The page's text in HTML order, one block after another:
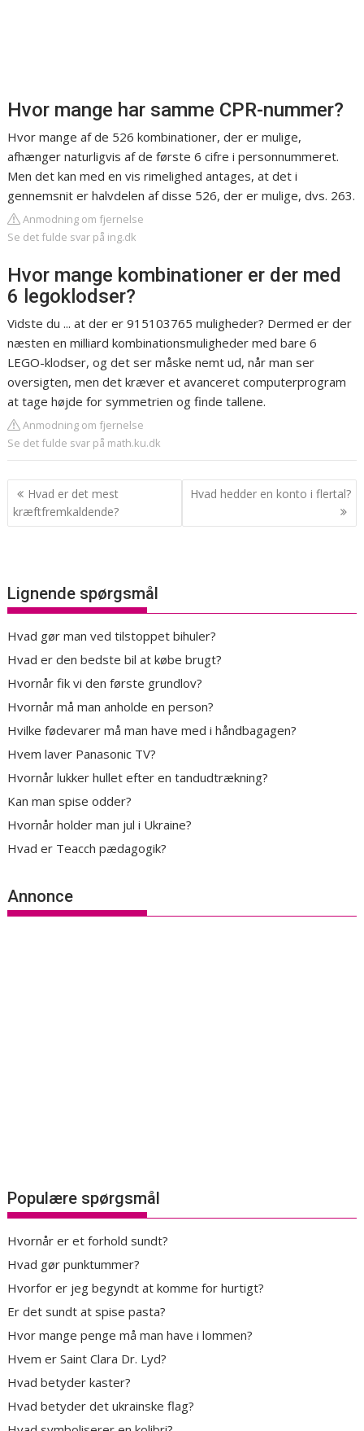
Hvor mange har samme CPR-nummer?
Hvor mange af de 526 kombinationer, der er mulige,
afhænger naturligvis af de første 6 cifre i personnummeret.
Men det kan med en vis rimelighed antages, at det i
gennemsnit er halvdelen af disse 526, der er mulige, dvs. 263.
Anmodning om fjernelse
Se det fulde svar på ing.dk
Hvor mange kombinationer er der med
6 legoklodser?
Vidste du ... at der er 915103765 muligheder? Dermed er der
næsten en milliard kombinationsmuligheder med bare 6
LEGO-klodser, og det ser måske nemt ud, når man ser
oversigten, men det kræver et avanceret computerprogram
at tage højde for symmetrien og finde tallene.
Anmodning om fjernelse
Se det fulde svar på math.ku.dk
Indlægsnavigation
Hvad er det mest
kræftfremkaldende?
Hvad hedder en konto i flertal?
Lignende spørgsmål
Hvad gør man ved tilstoppet bihuler?
Hvad er den bedste bil at købe brugt?
Hvornår fik vi den første grundlov?
Hvornår må man anholde en person?
Hvilke fødevarer må man have med i håndbagagen?
Hvem laver Panasonic TV?
Hvornår lukker hullet efter en tandudtrækning?
Kan man spise odder?
Hvornår holder man jul i Ukraine?
Hvad er Teacch pædagogik?
Annonce
Populære spørgsmål
Hvornår er et forhold sundt?
Hvad gør punktummer?
Hvorfor er jeg begyndt at komme for hurtigt?
Er det sundt at spise pasta?
Hvor mange penge må man have i lommen?
Hvem er Saint Clara Dr. Lyd?
Hvad betyder kaster?
Hvad betyder det ukrainske flag?